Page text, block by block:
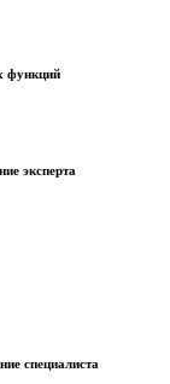
функций
эксперта
специалиста